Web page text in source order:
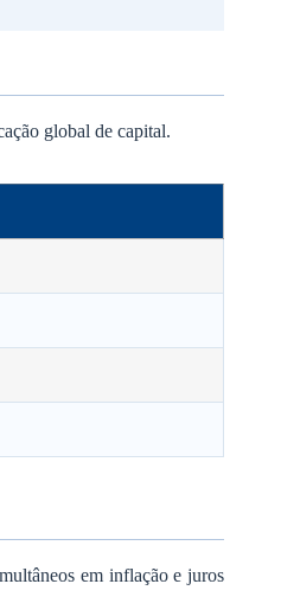
global de capital.
em inflação e juros